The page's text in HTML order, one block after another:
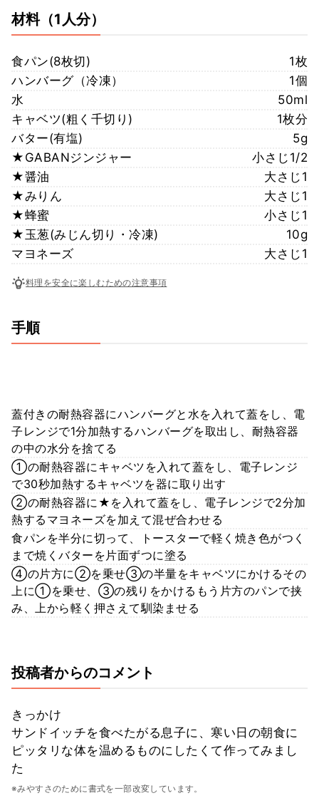
材料（1人分）
食パン(8枚切)
1枚
ハンバーグ（冷凍）
1個
水
50ml
キャベツ(粗く千切り)
1枚分
バター(有塩)
5g
★GABANジンジャー
小さじ1/2
★醤油
大さじ1
★みりん
大さじ1
★蜂蜜
小さじ1
★玉葱(みじん切り・冷凍)
10g
マヨネーズ
大さじ1
料理を安全に楽しむための注意事項
手順
蓋付きの耐熱容器にハンバーグと水を入れて蓋をし、電
子レンジで1分加熱するハンバーグを取出し、耐熱容器
の中の水分を捨てる
①の耐熱容器にキャベツを入れて蓋をし、電子レンジ
で30秒加熱するキャベツを器に取り出す
②の耐熱容器に★を入れて蓋をし、電子レンジで2分加
熱するマヨネーズを加えて混ぜ合わせる
食パンを半分に切って、トースターで軽く焼き色がつく
まで焼くバターを片面ずつに塗る
④の片方に②を乗せ③の半量をキャベツにかけるその
上に①を乗せ、③の残りをかけるもう片方のパンで挟
み、上から軽く押さえて馴染ませる
投稿者からのコメント
きっかけ
サンドイッチを食べたがる息子に、寒い日の朝食に
ピッタリな体を温めるものにしたくて作ってみまし
た
※みやすさのために書式を一部改変しています。